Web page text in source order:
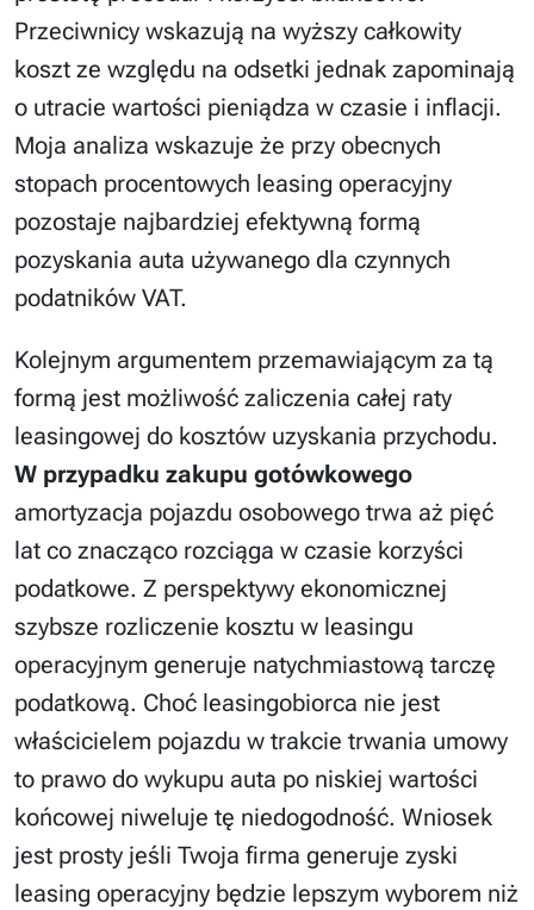
Przeciwnicy wskazują na wyższy całkowity
koszt ze względu na odsetki jednak zapominają
o utracie wartości pieniądza w czasie i inflacji.
Moja analiza wskazuje że przy obecnych
stopach procentowych leasing operacyjny
pozostaje najbardziej efektywną formą
pozyskania auta używanego dla czynnych
podatników VAT.
Kolejnym argumentem przemawiającym za tą
formą jest możliwość zaliczenia całej raty
leasingowej do kosztów uzyskania przychodu.
W przypadku zakupu gotówkowego
amortyzacja pojazdu osobowego trwa aż pięć
lat co znacząco rozciąga w czasie korzyści
podatkowe. Z perspektywy ekonomicznej
szybsze rozliczenie kosztu w leasingu
operacyjnym generuje natychmiastową tarczę
podatkową. Choć leasingobiorca nie jest
właścicielem pojazdu w trakcie trwania umowy
to prawo do wykupu auta po niskiej wartości
końcowej niweluje tę niedogodność. Wniosek
jest prosty jeśli Twoja firma generuje zyski
leasing operacyjny będzie lepszym wyborem niż